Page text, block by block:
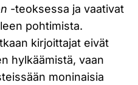
-teoksessa ja vaativat
pohtimista.
kirjoittajat eivät
hylkäämistä, vaan
moninaisia